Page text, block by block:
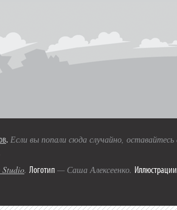
. Если вы попали сюда случайно,
Studio. Логотип — Саша Алексеенко. Иллюстрации